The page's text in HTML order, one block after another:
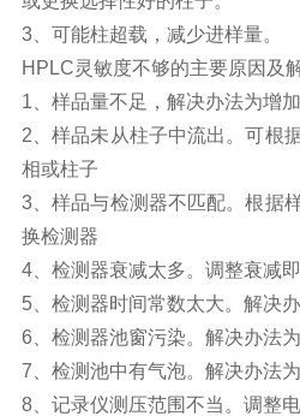
3、可能柱超载，减少进样量。
HPLC灵敏度不够的主要原因及
1
样品量不足，解决办法为增
2 、样品未从柱子中流出。可根
相或柱子
3、样品与检测器不匹配。根据
换检测器
4、 检测器衰减太多。调整衰减即
5、 检测器时间常数太大。解决
6
检测器池窗污染。解决办法为
7
检测池中有气泡。解决办法为
8、 记录仪测压范围不当。调整电